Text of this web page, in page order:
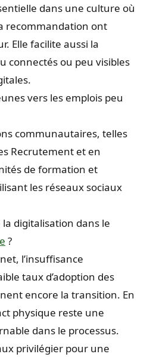
dans une culture où
recommandation ont
Elle facilite aussi la
connectés ou peu visibles
vers les emplois peu
communautaires, telles
Recrutement et en
de formation et
les réseaux sociaux
digitalisation dans le
?
l’insuffisance
taux d’adoption des
encore la transition. En
physique reste une
dans le processus.
privilégier pour une